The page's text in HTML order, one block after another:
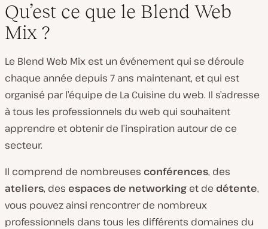
Qu’est ce que le Blend Web
Mix ?
Le Blend Web Mix est un événement qui se déroule
chaque année depuis 7 ans maintenant, et qui est
organisé par l’équipe de La Cuisine du web. Il s’adresse
à tous les professionnels du web qui souhaitent
apprendre et obtenir de l’inspiration autour de ce
secteur.
Il comprend de nombreuses conférences, des
ateliers, des espaces de networking et de détente,
vous pouvez ainsi rencontrer de nombreux
professionnels dans tous les différents domaines du